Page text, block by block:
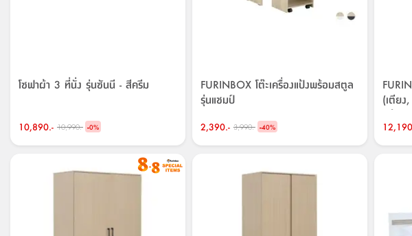
โซฟาผ้า 3 ที่นั่ง รุ่นซันนี - สีครีม
10,890.- 10,990.- -0%
FURINBOX โต๊ะเครื่องแป้งพร้อมสตูล
รุ่นแชมป์
2,390.- 3,990.- -40%
(เตียง
พร้อม